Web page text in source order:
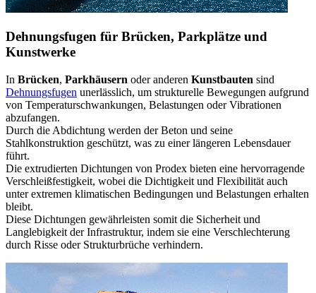
Dehnungsfugen für Brücken, Parkplätze und
Kunstwerke
In Brücken, Parkhäusern oder anderen Kunstbauten sind
Dehnungsfugen unerlässlich, um strukturelle Bewegungen aufgrund
von Temperaturschwankungen, Belastungen oder Vibrationen
abzufangen.
Durch die Abdichtung werden der Beton und seine
Stahlkonstruktion geschützt, was zu einer längeren Lebensdauer
führt.
Die extrudierten Dichtungen von Prodex bieten eine hervorragende
Verschleißfestigkeit, wobei die Dichtigkeit und Flexibilität auch
unter extremen klimatischen Bedingungen und Belastungen erhalten
bleibt.
Diese Dichtungen gewährleisten somit die Sicherheit und
Langlebigkeit der Infrastruktur, indem sie eine Verschlechterung
durch Risse oder Strukturbrüche verhindern.